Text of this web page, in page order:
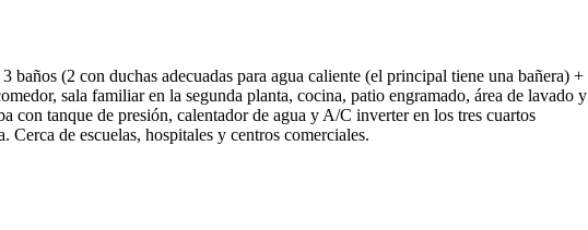
(2 con duchas adecuadas para agua caliente (el principal tiene una bañera) +
sala familiar en la segunda planta, cocina, patio engramado, área de lavado y
con tanque de presión, calentador de agua y A/C inverter en los tres cuartos
de escuelas, hospitales y centros comerciales.